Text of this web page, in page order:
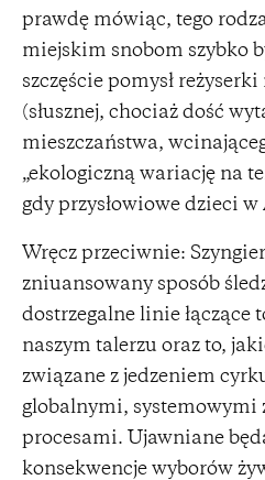
prawdę mówiąc, tego
miejskim snobom szybko
szczęście pomysł
(słusznej, chociaż dość
mieszczaństwa,
„ekologiczną wariację na
gdy przysłowiowe dzieci w
Wręcz przeciwnie:
zniuansowany sposób
dostrzegalne linie łączące
naszym talerzu oraz to,
związane z jedzeniem
globalnymi, systemowymi
procesami. Ujawniane
konsekwencje wyborów